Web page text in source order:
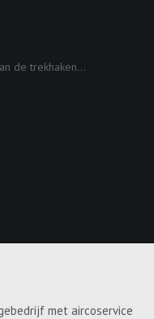
de trekhaken...
met aircoservice